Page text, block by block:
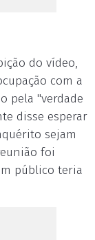
do vídeo,
com a
pela "verdade
disse esperar
sejam
foi
público teria